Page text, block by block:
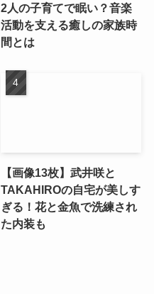
2人の子育てで眠い？音楽
活動を支える癒しの家族時
間とは
【画像13枚】武井咲と
TAKAHIROの自宅が美しす
ぎる！花と金魚で洗練され
た内装も